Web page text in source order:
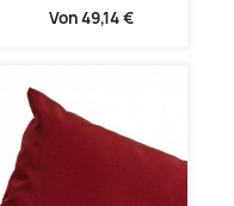
Von49,14 €